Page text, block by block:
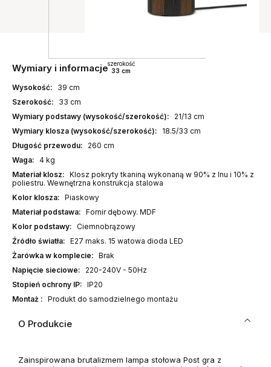
Wymiary i informacjeszerokość
33 cm
Wysokość:
39 cm
Szerokość:
33 cm
Wymiary podstawy (wysokość/szerokość):
21/13 cm
Wymiary klosza (wysokość/szerokość):
18.5/33 cm
Długość przewodu:
260 cm
Waga: 4 kg
Materiał klosz: Klosz pokryty tkaniną wykonaną w 90% z lnu i 10% z
poliestru. Wewnętrzna konstrukcja stalowa
Kolor klosza: Piaskowy
Materiał podstawa: Fornir dębowy. MDF
Kolor podstawy: Ciemnobrązowy
Źródło światła: E27 maks. 15 watowa dioda LED
Żarówka w komplecie: Brak
Napięcie sieciowe:
220-240V - 50Hz
Stopień ochrony IP: IP20
Montaż : Produkt do samodzielnego montażu
O Produkcie
Zainspirowana brutalizmem lampa stołowa Post gra z